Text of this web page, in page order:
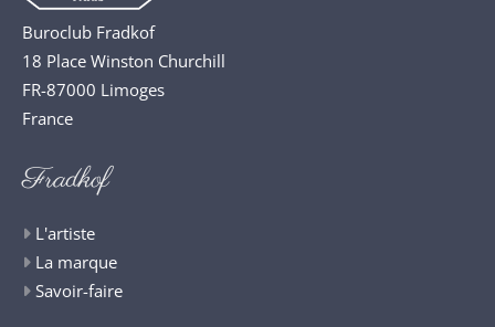
Buroclub Fradkof
18 Place Winston Churchill
FR-87000 Limoges
France
Fradkof
L'artiste
La marque
Savoir-faire